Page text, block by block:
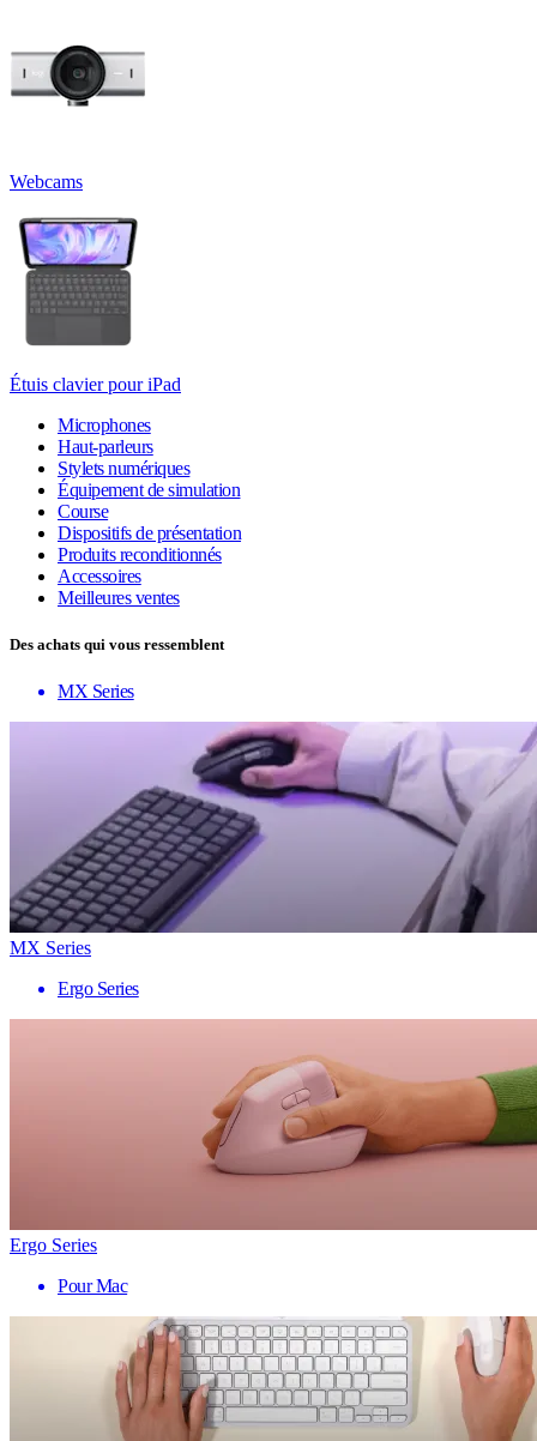
Webcams
Étuis clavier pour iPad
Microphones
Haut-parleurs
Stylets numériques
Équipement de simulation
Course
Dispositifs de présentation
Produits reconditionnés
Accessoires
Meilleures ventes
Des achats qui vous ressemblent
MX Series
MX Series
Ergo Series
Ergo Series
Pour Mac